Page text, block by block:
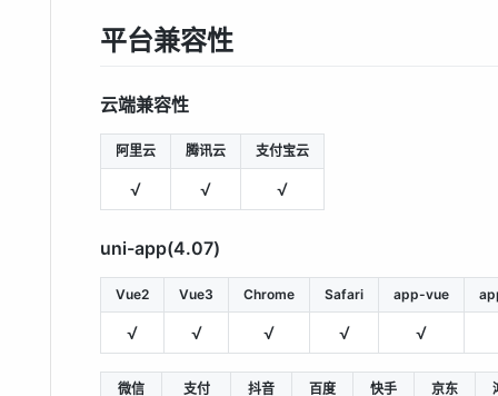
平台兼容性
云端兼容性
阿里云 腾讯云 支付宝云
√ √ √
uni-app(4.07)
Vue2 Vue3 Chrome Safari app-vue
√ √ √ √ √
微信
支付
抖音
百度
快手
京东